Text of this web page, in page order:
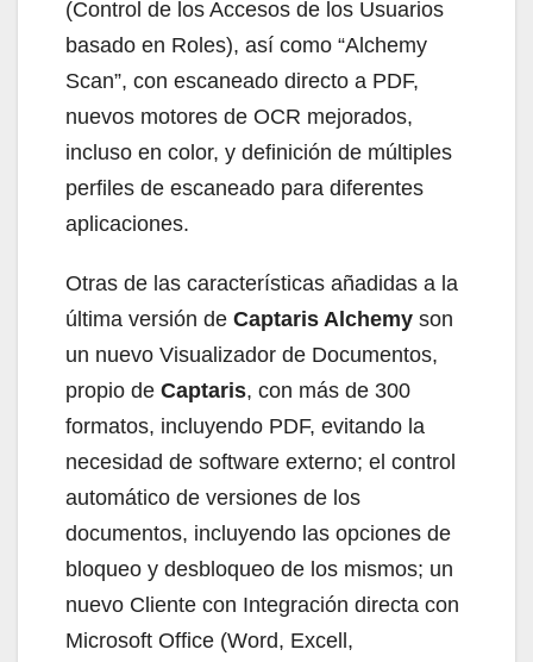
(Control de los Accesos de los Usuarios
basado en Roles), así como “Alchemy
Scan”, con escaneado directo a PDF,
nuevos motores de OCR mejorados,
incluso en color, y definición de múltiples
perfiles de escaneado para diferentes
aplicaciones.
Otras de las características añadidas a la
última versión de Captaris Alchemy son
un nuevo Visualizador de Documentos,
propio de Captaris, con más de 300
formatos, incluyendo PDF, evitando la
necesidad de software externo; el control
automático de versiones de los
documentos, incluyendo las opciones de
bloqueo y desbloqueo de los mismos; un
nuevo Cliente con Integración directa con
Microsoft Office (Word, Excell,